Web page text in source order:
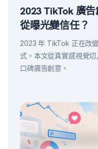
2023 TikTok 廣
從曝光變信任？
2023 年 TikTok 正在改
式。本文從真實感視覺
口碑廣告創意。